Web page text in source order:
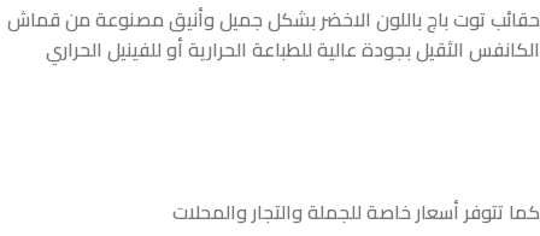
حقائب توت باج باللون الاخضر بشكل جميل وأنيق مصنوعة من قماش
الكانفس الثقيل بجودة عالية للطباعة الحرارية أو للفينيل الحراري
كما تتوفر أسعار خاصة للجملة والتجار والمحلات